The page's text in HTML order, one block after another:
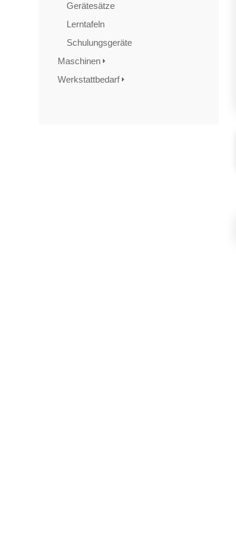
Gerätesätze
Lerntafeln
Schulungsgeräte
Maschinen
Werkstattbedarf